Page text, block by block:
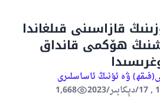
قازاسىنى قىلغاندا
ھۆكمى قانداق
ۋە ئۇنىڭ ئاساسلىرى
1,668